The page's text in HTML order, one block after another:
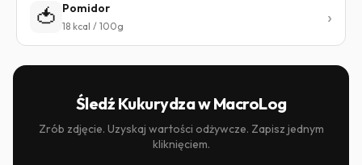
🍅 Pomidor
18 kcal / 100g
Śledź Kukurydza w MacroLog
Zrób zdjęcie. Uzyskaj wartości odżywcze. Zapisz jednym
kliknięciem.